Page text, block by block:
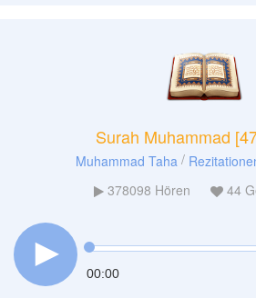
Surah Muhammad
Muhammad Taha /
378098 Hören 44
00:00